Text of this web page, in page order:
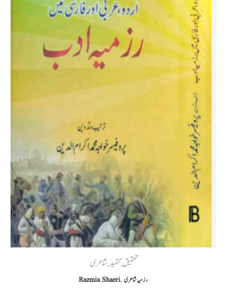
تحقیق,تنقید,شاعری
Razmia Shaeri. رزمیہ شاعری